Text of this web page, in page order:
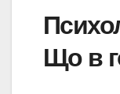
Що в